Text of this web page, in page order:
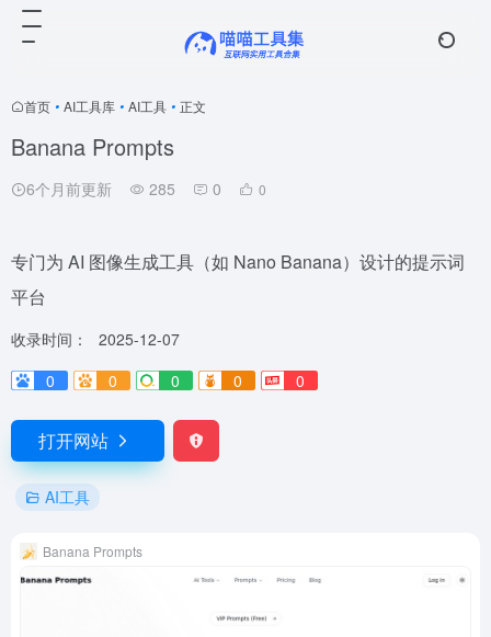
首页 • AI工具库 • AI工具 • 正文
Banana Prompts
6个月前更新 285 0 0
专门为 AI 图像生成工具（如 Nano Banana）设计的提示词
平台
收录时间：
2025-12-07
0
0 0 0 0
打开网站
AI工具
Banana Prompts